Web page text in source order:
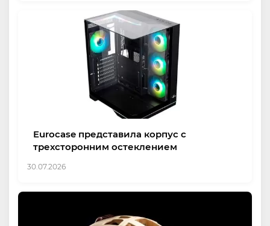
Eurocase представила корпус с
трехсторонним остеклением
30.07.2026